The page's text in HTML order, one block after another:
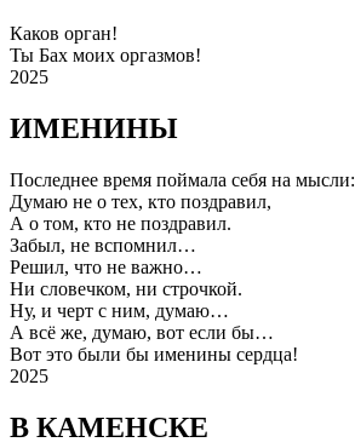
Каков орган!
Ты Бах моих оргазмов!
2025
ИМЕНИНЫ
Последнее время поймала себя на мысли:
Думаю не о тех, кто поздравил,
А о том, кто не поздравил.
Забыл, не вспомнил…
Решил, что не важно…
Ни словечком, ни строчкой.
Ну, и черт с ним, думаю…
А всё же, думаю, вот если бы…
Вот это были бы именины сердца!
2025
В КАМЕНСКЕ